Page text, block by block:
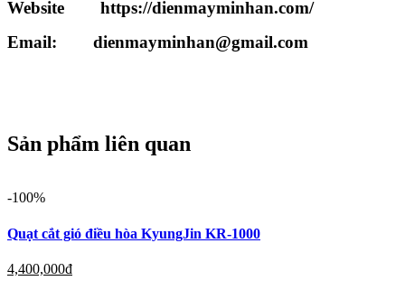
Website https://dienmayminhan.com/
Email: dienmayminhan@gmail.com
Sản phẩm liên quan
-100%
Quạt cắt gió điều hòa KyungJin KR-1000
4,400,000đ